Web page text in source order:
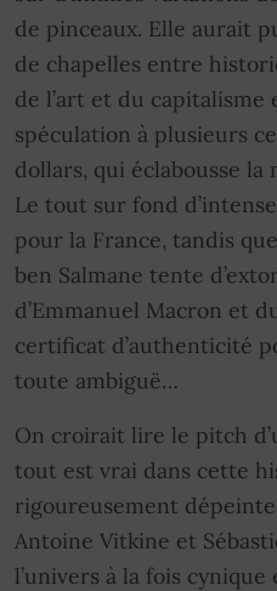
de pinceaux. Elle aurait
de chapelles entre
de l’art et du capitalisme
spéculation à plusieurs
dollars, qui éclabousse la
Le tout sur fond
pour la France, tandis
ben Salmane tente
d’Emmanuel Macron et
certificat d’authenticité
toute ambiguë…
On croirait lire le pitch
tout est vrai dans cette
rigoureusement
Antoine Vitkine et
l’univers à la fois